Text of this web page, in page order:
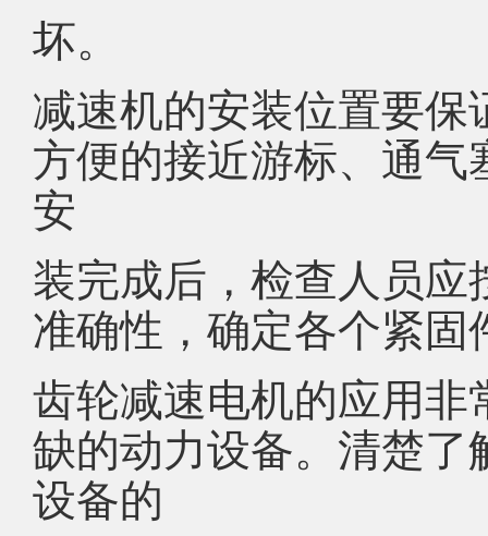
坏。
减速机的安装位置要
方便的接近游标、通
安
装完成后，检查人员
准确性，确定各个紧固
齿轮减速电机的应用
缺的动力设备。清楚
设备的